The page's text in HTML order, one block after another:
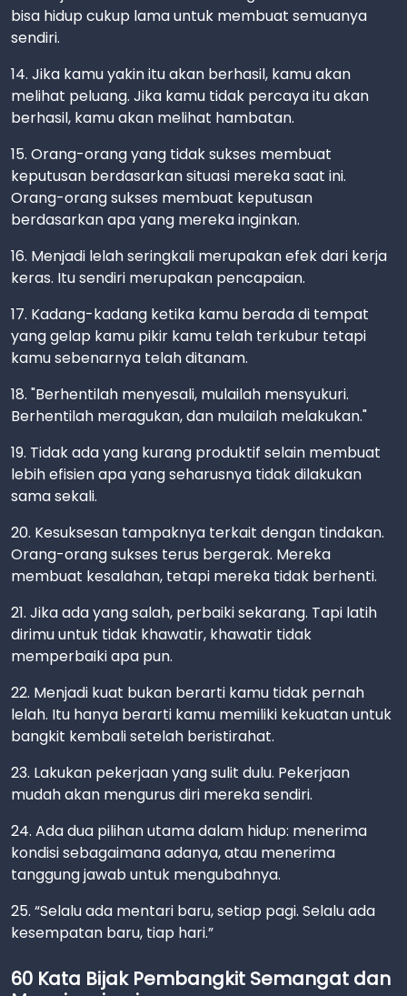
bisa hidup cukup lama untuk membuat semuanya
sendiri.
14. Jika kamu yakin itu akan berhasil, kamu akan
melihat peluang. Jika kamu tidak percaya itu akan
berhasil, kamu akan melihat hambatan.
15. Orang-orang yang tidak sukses membuat
keputusan berdasarkan situasi mereka saat ini.
Orang-orang sukses membuat keputusan
berdasarkan apa yang mereka inginkan.
16. Menjadi lelah seringkali merupakan efek dari kerja
keras. Itu sendiri merupakan pencapaian.
17. Kadang-kadang ketika kamu berada di tempat
yang gelap kamu pikir kamu telah terkubur tetapi
kamu sebenarnya telah ditanam.
18. "Berhentilah menyesali, mulailah mensyukuri.
Berhentilah meragukan, dan mulailah melakukan."
19. Tidak ada yang kurang produktif selain membuat
lebih efisien apa yang seharusnya tidak dilakukan
sama sekali.
20. Kesuksesan tampaknya terkait dengan tindakan.
Orang-orang sukses terus bergerak. Mereka
membuat kesalahan, tetapi mereka tidak berhenti.
21. Jika ada yang salah, perbaiki sekarang. Tapi latih
dirimu untuk tidak khawatir, khawatir tidak
memperbaiki apa pun.
22. Menjadi kuat bukan berarti kamu tidak pernah
lelah. Itu hanya berarti kamu memiliki kekuatan untuk
bangkit kembali setelah beristirahat.
23. Lakukan pekerjaan yang sulit dulu. Pekerjaan
mudah akan mengurus diri mereka sendiri.
24. Ada dua pilihan utama dalam hidup: menerima
kondisi sebagaimana adanya, atau menerima
tanggung jawab untuk mengubahnya.
25. “Selalu ada mentari baru, setiap pagi. Selalu ada
kesempatan baru, tiap hari.”
60 Kata Bijak Pembangkit Semangat dan